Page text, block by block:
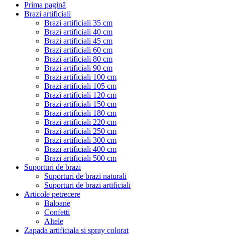
Prima pagină
Brazi artificiali
Brazi artificiali 35 cm
Brazi artificiali 40 cm
Brazi artificiali 45 cm
Brazi artificiali 60 cm
Brazi artificiali 80 cm
Brazi artificiali 90 cm
Brazi artificiali 100 cm
Brazi artificiali 105 cm
Brazi artificiali 120 cm
Brazi artificiali 150 cm
Brazi artificiali 180 cm
Brazi artificiali 220 cm
Brazi artificiali 250 cm
Brazi artificiali 300 cm
Brazi artificiali 400 cm
Brazi artificiali 500 cm
Suporturi de brazi
Suporturi de brazi naturali
Suporturi de brazi artificiali
Articole petrecere
Baloane
Confetti
Altele
Zapada artificiala si spray colorat